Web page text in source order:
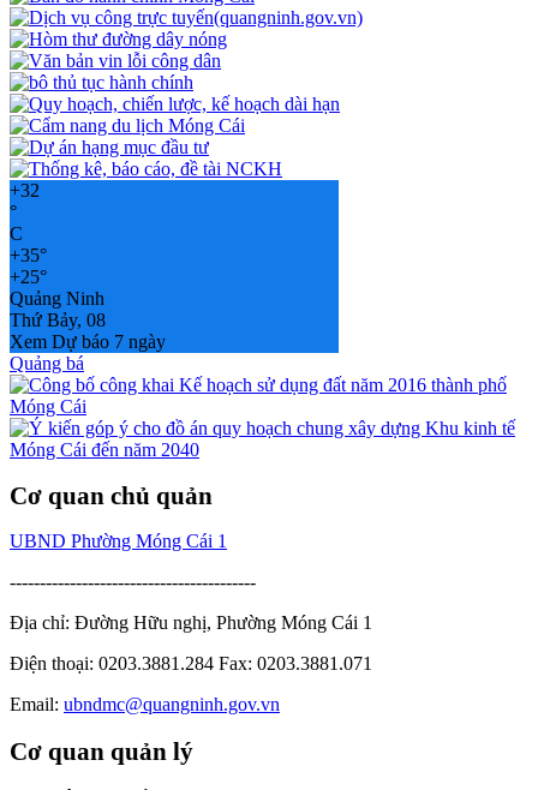
+32
°
C
+35°
+25°
Quảng Ninh
Thứ Bảy, 08
Xem Dự báo 7 ngày
Quảng bá
Cơ quan chủ quản
UBND Phường Móng Cái 1
-----------------------------------------
Địa chỉ: Đường Hữu nghị, Phường Móng Cái 1
Điện thoại: 0203.3881.284 Fax: 0203.3881.071
Email: ubndmc@quangninh.gov.vn
Cơ quan quản lý